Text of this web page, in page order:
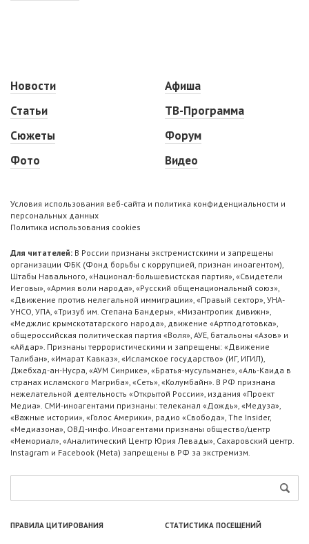
Новости
Статьи
Сюжеты
Фото
Афиша
ТВ-Программа
Форум
Видео
Условия использования веб-сайта и политика конфиденциальности и
персональных данных
Политика использования cookies
Для читателей: В России признаны экстремистскими и запрещены
организации ФБК (Фонд борьбы с коррупцией, признан иноагентом),
Штабы Навального, «Национал-большевистская партия», «Свидетели
Иеговы», «Армия воли народа», «Русский общенациональный союз»,
«Движение против нелегальной иммиграции», «Правый сектор», УНА-
УНСО, УПА, «Тризуб им. Степана Бандеры», «Мизантропик дивижн»,
«Меджлис крымскотатарского народа», движение «Артподготовка»,
общероссийская политическая партия «Воля», АУЕ, батальоны «Азов» и
«Айдар». Признаны террористическими и запрещены: «Движение
Талибан», «Имарат Кавказ», «Исламское государство» (ИГ, ИГИЛ),
Джебхад-ан-Нусра, «АУМ Синрике», «Братья-мусульмане», «Аль-Каида в
странах исламского Магриба», «Сеть», «Колумбайн». В РФ признана
нежелательной деятельность «Открытой России», издания «Проект
Медиа». СМИ-иноагентами признаны: телеканал «Дождь», «Медуза»,
«Важные истории», «Голос Америки», радио «Свобода», The Insider,
«Медиазона», ОВД-инфо. Иноагентами признаны общество/центр
«Мемориал», «Аналитический Центр Юрия Левады», Сахаровский центр.
Instagram и Facebook (Metа) запрещены в РФ за экстремизм.
ПРАВИЛА ЦИТИРОВАНИЯ СТАТИСТИКА ПОСЕЩЕНИЙ